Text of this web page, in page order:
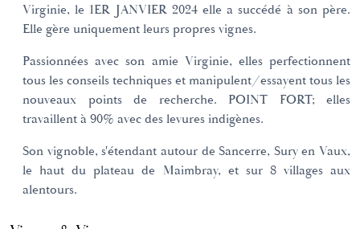
Virginie, le 1ER JANVIER 2024 elle a succédé à son père.
Elle gère uniquement leurs propres vignes.
Passionnées avec son amie Virginie, elles perfectionnent
tous les conseils techniques et manipulent/essayent tous les
nouveaux points de recherche. POINT FORT; elles
travaillent à 90% avec des levures indigènes.
Son vignoble, s'étendant autour de Sancerre, Sury en Vaux,
le haut du plateau de Maimbray, et sur 8 villages aux
alentours.